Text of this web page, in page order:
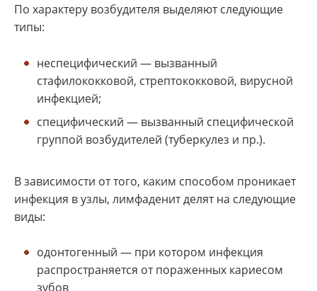
По характеру возбудителя выделяют следующие
типы:
неспецифический — вызванный
стафилококковой, стрептококковой, вирусной
инфекцией;
специфический — вызванный специфической
группой возбудителей (туберкулез и пр.).
В зависимости от того, каким способом проникает
инфекция в узлы, лимфаденит делят на следующие
виды:
одонтогенный — при котором инфекция
распространяется от пораженных кариесом
зубов